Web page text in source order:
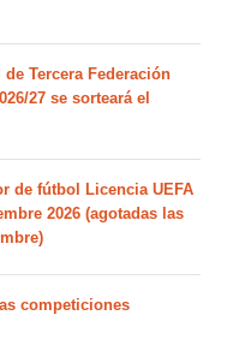
Tercera Federación
27 se sorteará el
de fútbol Licencia UEFA
2026 (agotadas las
competiciones